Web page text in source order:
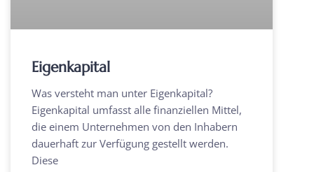
Eigenkapital
Was versteht man unter Eigenkapital?
Eigenkapital umfasst alle finanziellen Mittel,
die einem Unternehmen von den Inhabern
dauerhaft zur Verfügung gestellt werden.
Diese